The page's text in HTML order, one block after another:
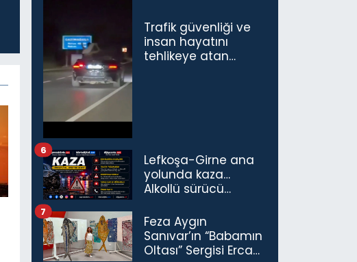
Trafik güvenliği ve
insan hayatını
tehlikeye atan
Lefkoşa-Girne ana
yolunda kaza…
Alkollü sürücü
6
Feza Aygın
Sanıvar’ın “Babamın
Oltası” Sergisi Ercan
7